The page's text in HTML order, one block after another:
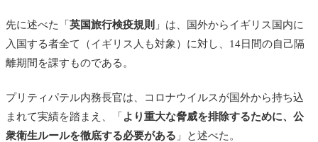
先に述べた「 英国旅行検疫規則 」は、国外からイギリス国内に
入国する者全て（イギリス人も対象）に対し、14日間の自己隔
離期間を課すものである。
プリティパテル内務長官は、コロナウイルスが国外から持ち込
まれて実績を踏まえ、「 より重大な脅威を排除するために、公
衆衛生ルールを徹底する必要がある 」と述べた。